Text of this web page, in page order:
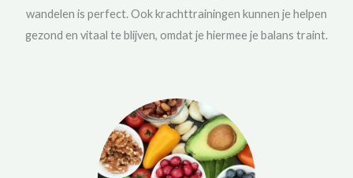
wandelen is perfect. Ook krachttrainingen kunnen je helpen
gezond en vitaal te blijven, omdat je hiermee je balans traint.